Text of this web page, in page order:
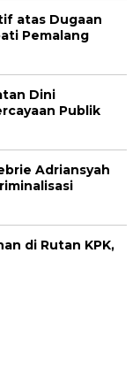
atas Dugaan
Pemalang
Dini
Publik
Adriansyah
di Rutan KPK,